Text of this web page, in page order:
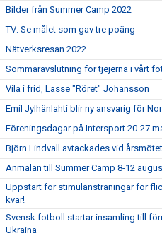
Bilder från Summer Camp 2022
TV: Se målet som gav tre poäng
Nätverksresan 2022
Sommaravslutning för tjejerna i vårt
Vila i frid, Lasse "Röret" Johansson
Emil Jylhänlahti blir ny ansvarig för
Föreningsdagar på Intersport 20-27
Björn Lindvall avtackades vid årsmötet
Anmälan till Summer Camp 8-12
Uppstart för stimulansträningar för
kvar!
Svensk fotboll startar insamling till
Ukraina